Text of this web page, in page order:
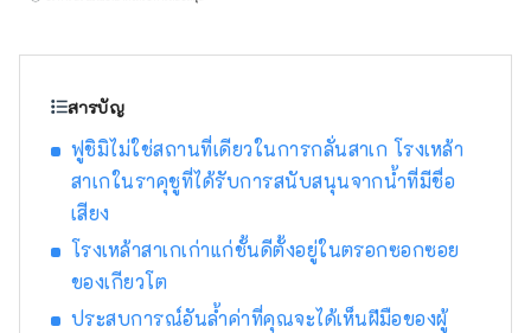
ปรึกษากับเราเกี่ยวกับการเที่ยวชม ร้านอาหาร
ประสบการณ์งานฝีมือแบบดั้งเดิม ฯลฯ ได้ตาม
สี มีทัวร์พิเศษสำหรับการชมแบบส่วนตัว ห้องพัก
โดยเฉลี่ยอยู่ที่ 42 ตร.ม. ซึ่งมีพื้นที่กว้างขวาง
แม้ว่าคุณจะมีกระเป๋าเดินทางขนาดใหญ่ก็ตาม
และยังมีโซฟานั่งสบายสำหรับการพักผ่อนอีกด้วย
สารบัญ
ฟูชิมิไม่ใช่สถานที่เดียวในการกลั่นสาเก โรงเหล้า
สาเกในราคุชูที่ได้รับการสนับสนุนจากน้ำที่มีชื่อ
เสียง
โรงเหล้าสาเกเก่าแก่ชั้นดีตั้งอยู่ในตรอกซอกซอย
ของเกียวโต
ประสบการณ์อันล้ำค่าที่คุณจะได้เห็นฝีมือของผู้